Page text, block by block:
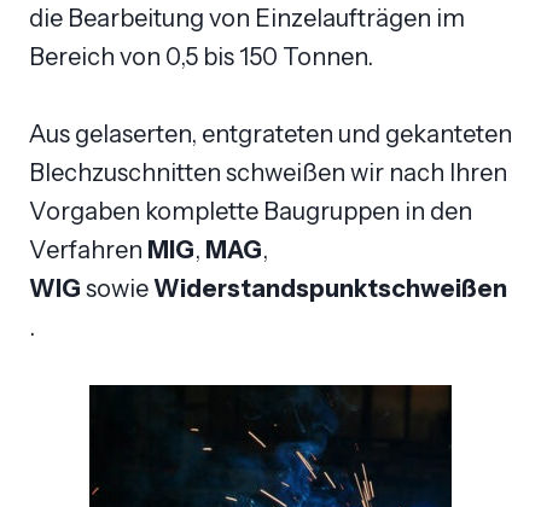
die Bearbeitung von Einzelaufträgen im
Bereich von 0,5 bis 150 Tonnen.
Aus gelaserten, entgrateten und gekanteten
Blechzuschnitten schweißen wir nach Ihren
Vorgaben komplette Baugruppen in den
Verfahren MIG, MAG,
WIG sowieWiderstandspunktschweißen
.